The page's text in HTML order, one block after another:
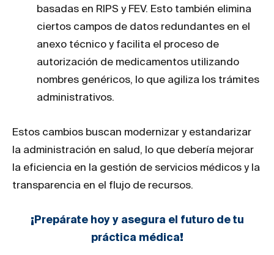
basadas en RIPS y FEV. Esto también elimina
ciertos campos de datos redundantes en el
anexo técnico y facilita el proceso de
autorización de medicamentos utilizando
nombres genéricos, lo que agiliza los trámites
administrativos​.
Estos cambios buscan modernizar y estandarizar
la administración en salud, lo que debería mejorar
la eficiencia en la gestión de servicios médicos y la
transparencia en el flujo de recursos.
¡Prepárate hoy y asegura el futuro de tu
práctica médica!